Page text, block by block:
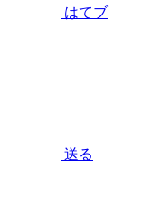
はてブ
送る